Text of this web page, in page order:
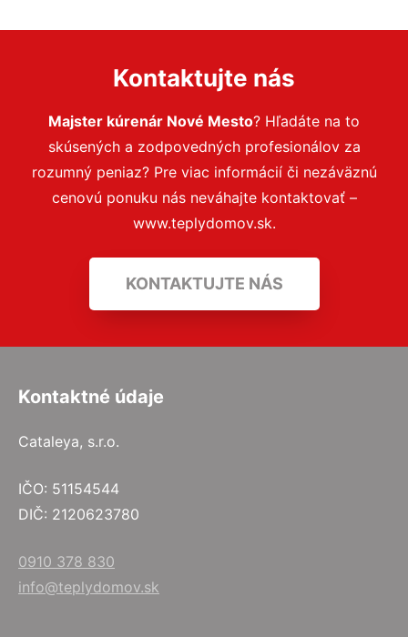
Kontaktujte nás
Majster kúrenár Nové Mesto? Hľadáte na to
skúsených a zodpovedných profesionálov za
rozumný peniaz? Pre viac informácií či nezáväznú
cenovú ponuku nás neváhajte kontaktovať –
www.teplydomov.sk.
KONTAKTUJTE NÁS
Kontaktné údaje
Cataleya, s.r.o.
IČO: 51154544
DIČ: 2120623780
0910 378 830
info@teplydomov.sk